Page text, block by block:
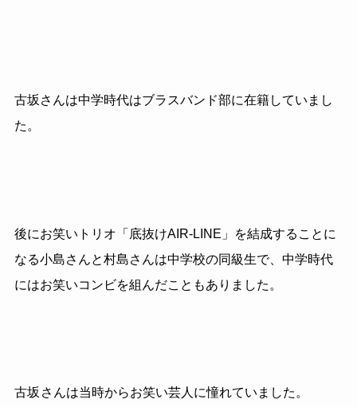
古坂さんは中学時代はブラスバンド部に在籍していまし
た。
後にお笑いトリオ「底抜けAIR-LINE」を結成することに
なる小島さんと村島さんは中学校の同級生で、中学時代
にはお笑いコンビを組んだこともありました。
古坂 さんは当時からお笑い芸人に憧れていました。